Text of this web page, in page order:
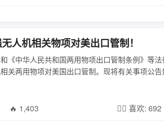
人机相关物项对美出口管制！
《中华人民共和国两用物项出口管制条例》等
关两用物项对美国出口管制。现将有关事项公
🔥 1,403 ❤️‍🔥 喜欢: 692